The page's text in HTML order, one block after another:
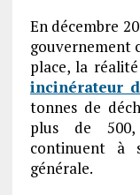
En décembre
gouvernement
place, la
incinérateur
tonnes de
plus de 500,
continuent à
générale.